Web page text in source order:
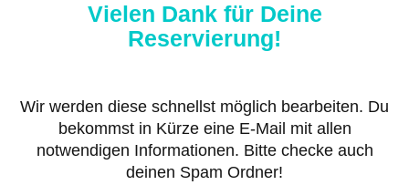
Vielen Dank für Deine
Reservierung!
Wir werden diese schnellst möglich bearbeiten. Du
bekommst in Kürze eine E-Mail mit allen
notwendigen Informationen. Bitte checke auch
deinen Spam Ordner!